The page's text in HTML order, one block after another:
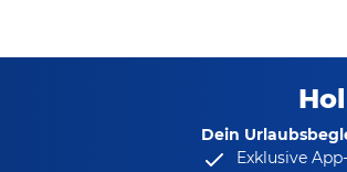
Dein
Exklusive